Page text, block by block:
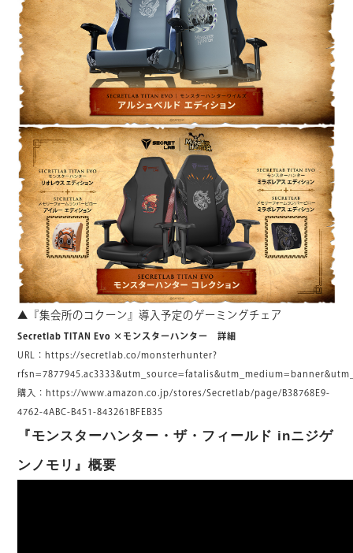
▲『集会所のコクーン』導入予定のゲーミングチェア
Secretlab TITAN Evo ×モンスターハンター 詳細
URL： https://secretlab.co/monsterhunter?
購入： https://www.amazon.co.jp/stores/Secretlab/page/B38768E9-
4762-4ABC-B451-843261BFEB35
『モンスターハンター・ザ・フィールド inニジゲ
ンノモリ』概要